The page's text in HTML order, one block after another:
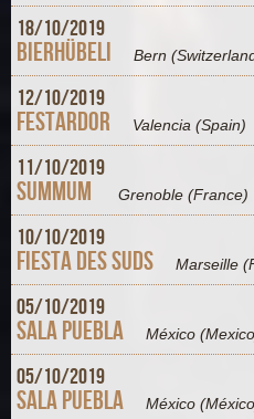
18/10/2019
Bierhübeli Bern
12/10/2019
Festardor Valencia (Spain)
11/10/2019
Summum Grenoble (France)
10/10/2019
Fiesta des Suds Marseille
05/10/2019
Sala Puebla México
05/10/2019
Sala Puebla México